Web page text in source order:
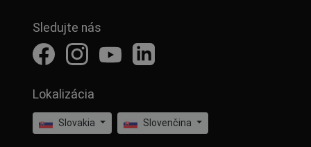
Sledujte nás
Lokalizácia
Slovakia Slovenčina